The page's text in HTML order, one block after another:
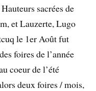
sacrées de
et Lauzerte, Lugo
le 1er Août fut
foires de l’année
coeur de l’été
deux foires / mois,